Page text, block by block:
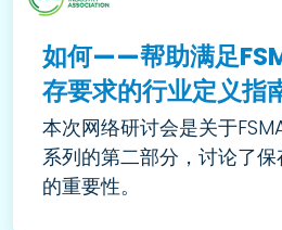
如何——帮助满足
存要求的行业定义指
本次网络研讨会是关于
系列的第二部分，讨论了
的重要性。